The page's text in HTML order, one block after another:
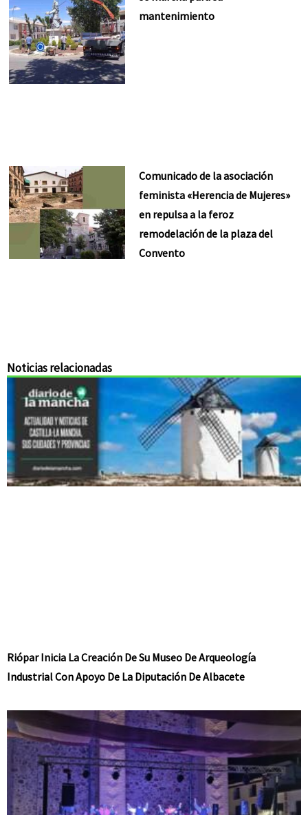
mantenimiento
Comunicado de la asociación
feminista «Herencia de Mujeres»
en repulsa a la feroz
remodelación de la plaza del
Convento
Noticias relacionadas
Riópar Inicia La Creación De Su Museo De Arqueología
Industrial Con Apoyo De La Diputación De Albacete